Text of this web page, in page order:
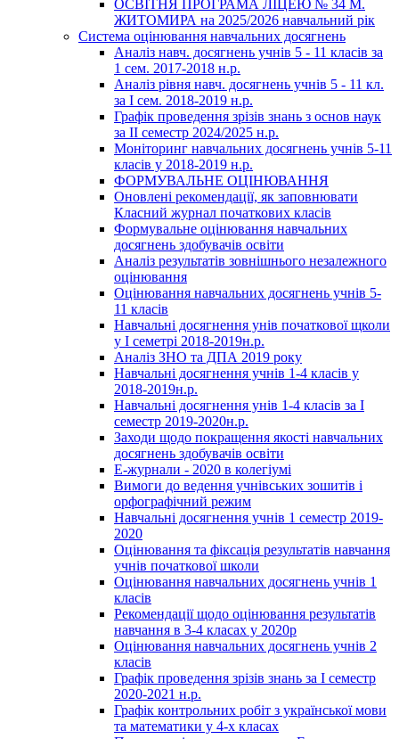
ОСВІТНЯ ПРОГРАМА ЛІЦЕЮ № 34 М.
ЖИТОМИРА на 2025/2026 навчальний рік
Система оцінювання навчальних досягнень
Аналіз навч. досягнень учнів 5 - 11 класів за
1 сем. 2017-2018 н.р.
Аналіз рівня навч. досягнень учнів 5 - 11 кл.
за І сем. 2018-2019 н.р.
Графік проведення зрізів знань з основ наук
за ІІ семестр 2024/2025 н.р.
Моніторинг навчальних досягнень учнів 5-11
класів у 2018-2019 н.р.
ФОРМУВАЛЬНЕ ОЦІНЮВАННЯ
Оновлені рекомендації, як заповнювати
Класний журнал початкових класів
Формувальне оцінювання навчальних
досягнень здобувачів освіти
Аналіз результатів зовнішнього незалежного
оцінювання
Оцінювання навчальних досягнень учнів 5-
11 класів
Навчальні досягнення унів початкової щколи
у І семетрі 2018-2019н.р.
Аналіз ЗНО та ДПА 2019 року
Навчальні досягнення учнів 1-4 класів у
2018-2019н.р.
Навчальні досягнення унів 1-4 класів за І
семестр 2019-2020н.р.
Заходи щодо покращення якості навчальних
досягнень здобувачів освіти
Е-журнали - 2020 в колегіумі
Вимоги до ведення учнівських зошитів і
орфографічний режим
Навчальні досягнення учнів 1 семестр 2019-
2020
Оцінювання та фіксація результатів навчання
учнів початкової школи
Оцінювання навчальних досягнень учнів 1
класів
Рекомендації щодо оцінювання результатів
навчання в 3-4 класах у 2020р
Оцінювання навчальних досягнень учнів 2
класів
Графік проведення зрізів знань за І семестр
2020-2021 н.р.
Графік контрольних робіт з української мови
та математики у 4-х класах